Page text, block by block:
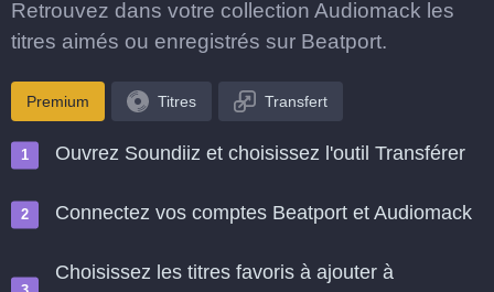
Retrouvez dans votre collection Audiomack les
titres aimés ou enregistrés sur Beatport.
Premium Titres Transfert
Ouvrez Soundiiz et choisissez l'outil Transférer
Connectez vos comptes Beatport et Audiomack
Choisissez les titres favoris à ajouter à